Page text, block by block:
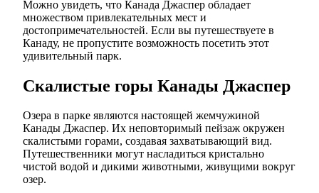
Можно увидеть, что Канада Джаспер обладает
множеством привлекательных мест и
достопримечательностей. Если вы путешествуете в
Канаду, не пропустите возможность посетить этот
удивительный парк.
Скалистые горы Канады Джаспер
Озера в парке являются настоящей жемчужиной
Канады Джаспер. Их неповторимый пейзаж окружен
скалистыми горами, создавая захватывающий вид.
Путешественники могут насладиться кристально
чистой водой и дикими животными, живущими вокруг
озер.